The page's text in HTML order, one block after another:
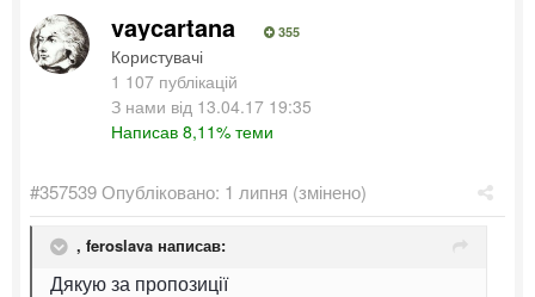
vaycartana 355
Користувачі
1 107 публікацій
З нами від 13.04.17 19:35
Написав 8,11% теми
#357539Опубліковано: 1 липня (змінено)
, feroslava написав:
Дякую за пропозиції